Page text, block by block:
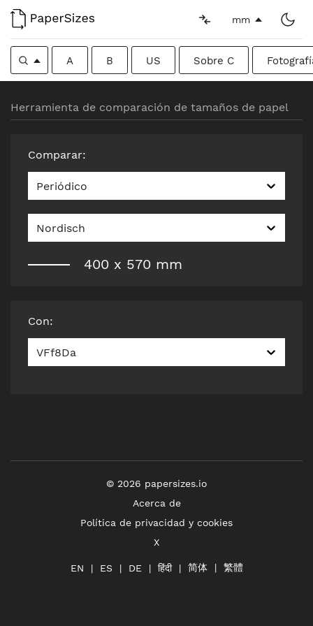
mm
A B US Sobre C
Herramienta de comparación de tamaños de papel
Comparar:
Periódico
Nordisch
400 x 570 mm
Con:
VFf8Da
© 2026 papersizes.io
Acerca de
Política de privacidad y cookies
X
EN ES DE हिंदी 简体 繁體